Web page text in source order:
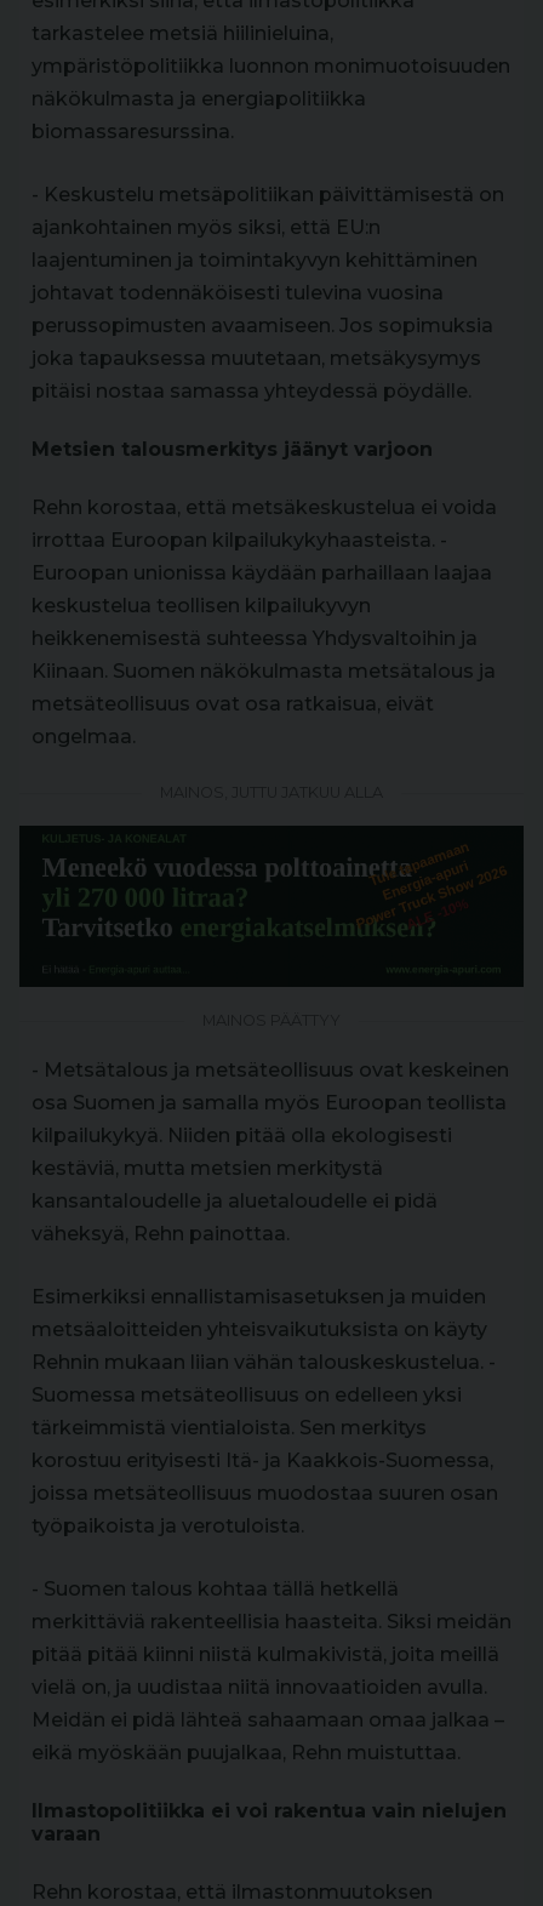
tarkastelee metsiä hiilinieluina,
ympäristöpolitiikka luonnon monimuotoisuuden
näkökulmasta ja energiapolitiikka
biomassaresurssina.
- Keskustelu metsäpolitiikan päivittämisestä on
ajankohtainen myös siksi, että EU:n
laajentuminen ja toimintakyvyn kehittäminen
johtavat todennäköisesti tulevina vuosina
perussopimusten avaamiseen. Jos sopimuksia
joka tapauksessa muutetaan, metsäkysymys
pitäisi nostaa samassa yhteydessä pöydälle.
Metsien talousmerkitys jäänyt varjoon
Rehn korostaa, että metsäkeskustelua ei voida
irrottaa Euroopan kilpailukykyhaasteista. -
Euroopan unionissa käydään parhaillaan laajaa
keskustelua teollisen kilpailukyvyn
heikkenemisestä suhteessa Yhdysvaltoihin ja
Kiinaan. Suomen näkökulmasta metsätalous ja
metsäteollisuus ovat osa ratkaisua, eivät
ongelmaa.
- Metsätalous ja metsäteollisuus ovat keskeinen
osa Suomen ja samalla myös Euroopan teollista
kilpailukykyä. Niiden pitää olla ekologisesti
kestäviä, mutta metsien merkitystä
kansantaloudelle ja aluetaloudelle ei pidä
väheksyä, Rehn painottaa.
Esimerkiksi ennallistamisasetuksen ja muiden
metsäaloitteiden yhteisvaikutuksista on käyty
Rehnin mukaan liian vähän talouskeskustelua. -
Suomessa metsäteollisuus on edelleen yksi
tärkeimmistä vientialoista. Sen merkitys
korostuu erityisesti Itä- ja Kaakkois-Suomessa,
joissa metsäteollisuus muodostaa suuren osan
työpaikoista ja verotuloista.
- Suomen talous kohtaa tällä hetkellä
merkittäviä rakenteellisia haasteita. Siksi meidän
pitää pitää kiinni niistä kulmakivistä, joita meillä
vielä on, ja uudistaa niitä innovaatioiden avulla.
Meidän ei pidä lähteä sahaamaan omaa jalkaa –
eikä myöskään puujalkaa, Rehn muistuttaa.
Ilmastopolitiikka ei voi rakentua vain nielujen
varaan
Rehn korostaa, että ilmastonmuutoksen